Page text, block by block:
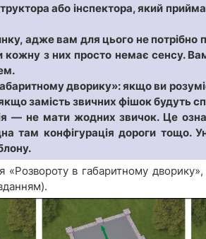
або інспектора, який
адже вам для цього не потрібно
кожну з них просто немає сенсу.
дворику»: якщо ви
замість звичних фішок будуть
— не мати жодних звичок. Це
там конфігурація дороги
в габаритному